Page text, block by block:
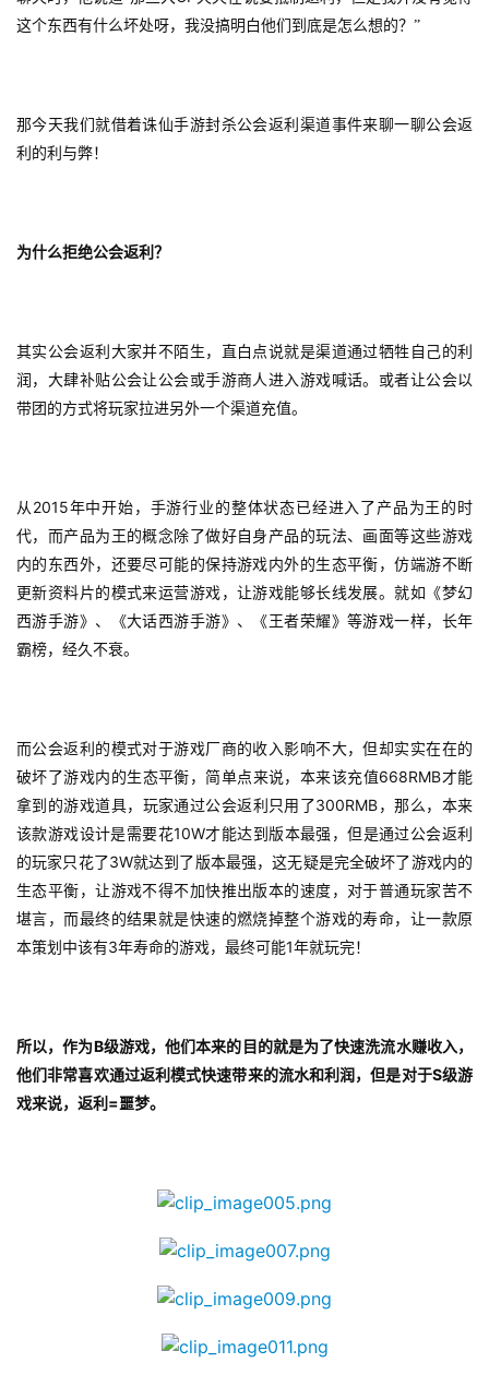
游
茶
这个东西有什么坏处呀，我没搞明白他们到底是怎么想的？”
那今天我们就借着诛仙手游封杀公会返利渠道事件来聊一聊公会返
利的利与弊！
为什么拒绝公会返利？
其实公会返利大家并不陌生，直白点说就是渠道通过牺牲自己的利
润，大肆补贴公会让公会或手游商人进入游戏喊话。或者让公会以
带团的方式将玩家拉进另外一个渠道充值。
从 2015年中开始，手游行业的整体状态已经进入了产品为王的时
代，而产品为王的概念除了做好自身产品的玩法、画面等这些游戏
内的东西外，还要尽可能的保持游戏内外的生态平衡，仿端游不断
更新资料片的模式来运营游戏，让游戏能够长线发展。就如《梦幻
西游手游》、《大话西游手游》、《王者荣耀》等游戏一样，长年
霸榜，经久不衰。
而公会返利的模式对于游戏厂商的收入影响不大，但却实实在在的
破坏了游戏内的生态平衡，简单点来说，本来该充值668RMB才能
拿到的游戏道具，玩家通过公会返利只用了300RMB ，那么，本来
该款游戏设计是需要花10W才能达到版本最强，但是通过公会返利
的玩家只花了3W就达到了版本最强，这无疑是完全破坏了游戏内的
生态平衡，让游戏不得不加快推出版本的速度，对于普通玩家苦不
堪言，而最终的结果就是快速的燃烧掉整个游戏的寿命，让一款原
本策划中该有3年寿命的游戏，最终可能1年就玩完！
所以，作为B级游戏，他们本来的目的就是为了快速洗流水赚收入，
他们非常喜欢通过返利模式快速带来的流水和利润，但是对于S级游
戏来说，返利 =噩梦。